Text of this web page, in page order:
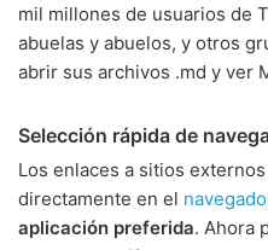
mil millones de usuarios de
abuelas y abuelos, y otros
abrir sus archivos .md y ver
Selección rápida de
Los enlaces a sitios
directamente en el
aplicación preferida. Ahora